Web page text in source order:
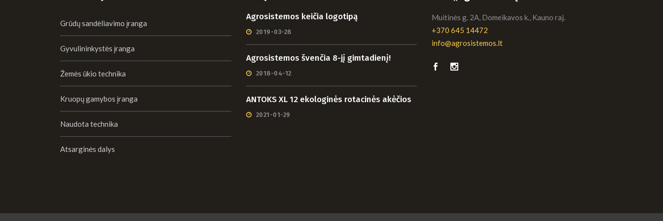
Grūdų sandėliavimo įranga
Gyvulininkystės įranga
Žemės ūkio technika
Kruopų gamybos įranga
Naudota technika
Atsarginės dalys
Agrosistemos keičia logotipą
2019-03-28
Agrosistemos švenčia 8-jį gimtadienį!
2018-04-12
ANTOKS XL 12 ekologinės rotacinės akėčios
2021-01-29
Muitinės g. 2A, Domeikavos k., Kauno raj.
+370 645 14472
info@agrosistemos.lt